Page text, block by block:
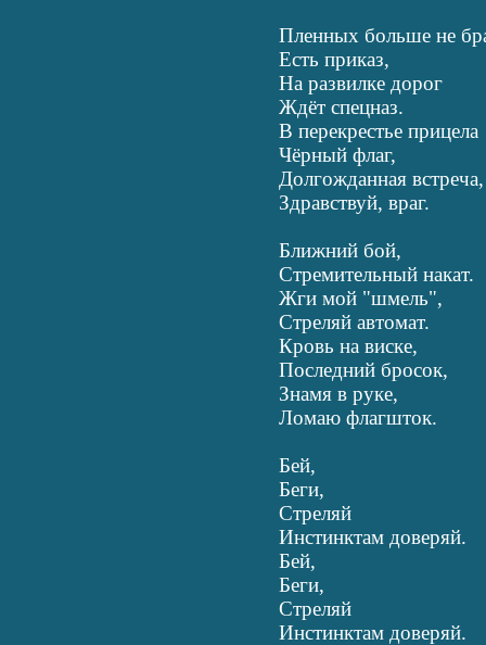
Пленных больше не
Есть приказ,
На развилке дорог
Ждёт спецназ.
В перекрестье прицела
Чёрный флаг,
Долгожданная встреча,
Здравствуй, враг.
Ближний бой,
Стремительный накат.
Жги мой "шмель",
Стреляй автомат.
Кровь на виске,
Последний бросок,
Знамя в руке,
Ломаю флагшток.
Бей,
Беги,
Стреляй
Инстинктам доверяй.
Бей,
Беги,
Стреляй
Инстинктам доверяй.